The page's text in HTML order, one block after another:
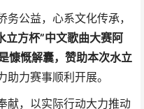
公益，心系文化传承，
立方杯”中文歌曲大赛阿
慷慨解囊，赞助本次水立
助力赛事顺利开展。
，以实际行动大力推动